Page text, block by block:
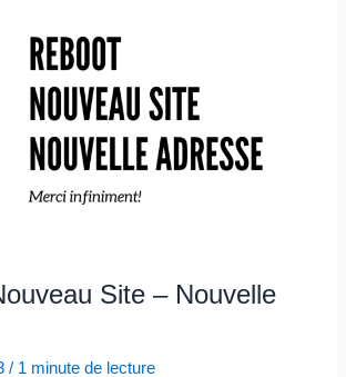
Site – Nouvelle
/ 1 minute de lecture